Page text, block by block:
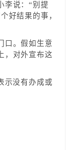
李说：“别提
好结果的事，
口。假如生意
，对外宣布这
示没有办成或